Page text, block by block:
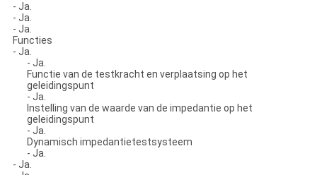
- Ja.
- Ja.
- Ja.
Functies
- Ja.
- Ja.
Functie van de testkracht en verplaatsing op het
geleidingspunt
- Ja.
Instelling van de waarde van de impedantie op het
geleidingspunt
- Ja.
Dynamisch impedantietestsysteem
- Ja.
- Ja.